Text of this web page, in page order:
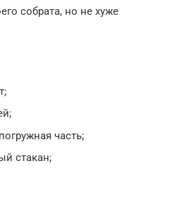
собрата, но не хуже
часть;
стакан;